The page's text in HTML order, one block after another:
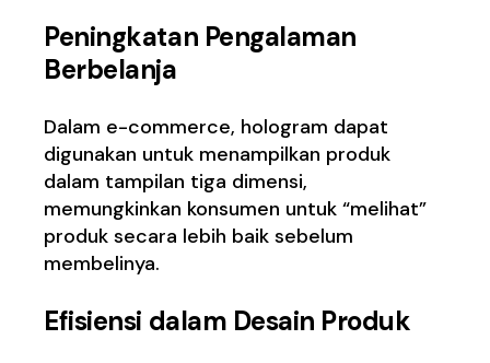
Peningkatan Pengalaman
Berbelanja
Dalam e-commerce, hologram dapat
digunakan untuk menampilkan produk
dalam tampilan tiga dimensi,
memungkinkan konsumen untuk “melihat”
produk secara lebih baik sebelum
membelinya.
Efisiensi dalam Desain Produk